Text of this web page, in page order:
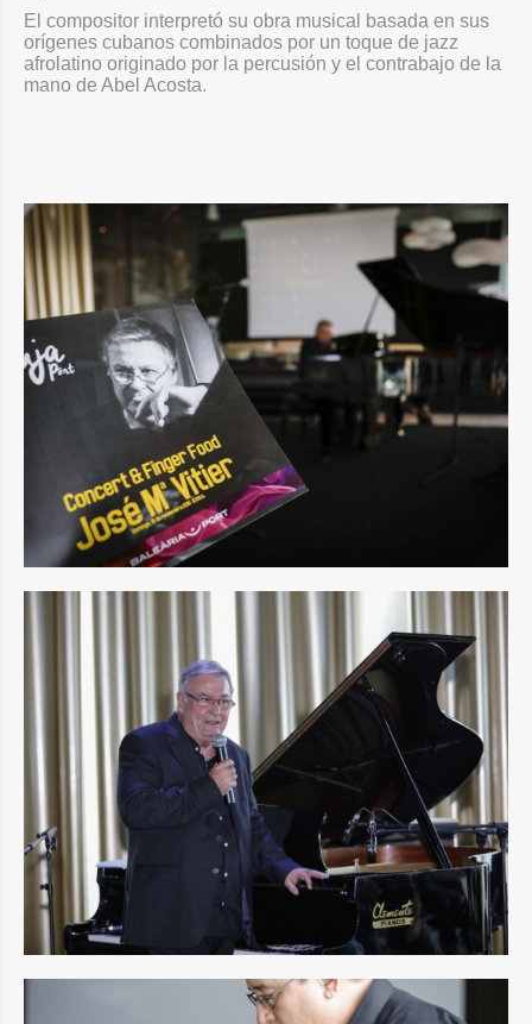
El compositor interpretó su obra musical basada en sus
orígenes cubanos combinados por un toque de jazz
afrolatino originado por la percusión y el contrabajo de la
mano de Abel Acosta.